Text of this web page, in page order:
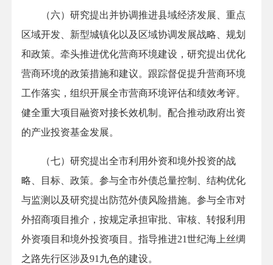
（六）研究提出并协调推进县域经济发展、重点
区域开发、新型城镇化以及区域协调发展战略、规划
和政策。牵头推进优化营商环境建设，研究提出优化
营商环境的政策措施和建议。跟踪督促提升营商环境
工作落实，组织开展全市营商环境评估和绩效考评。
健全重大项目融资对接长效机制。配合推动政府出资
的产业投资基金发展。
（七）研究提出全市利用外资和境外投资的战
略、目标、政策。参与全市外债总量控制、结构优化
与监测以及研究提出防范外债风险措施。参与全市对
外招商项目推介，按规定承担审批、审核、转报利用
外资项目和境外投资项目。指导推进21世纪海上丝绸
之路先行区涉及91九色的建设。